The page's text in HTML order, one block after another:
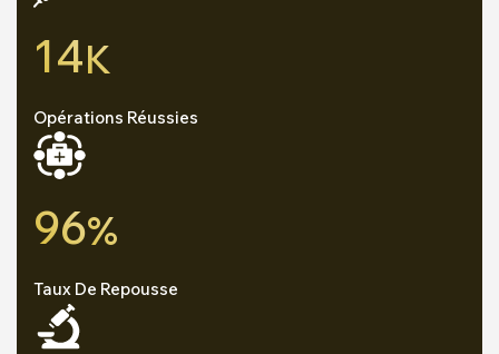
14K
Opérations Réussies
96%
Taux De Repousse